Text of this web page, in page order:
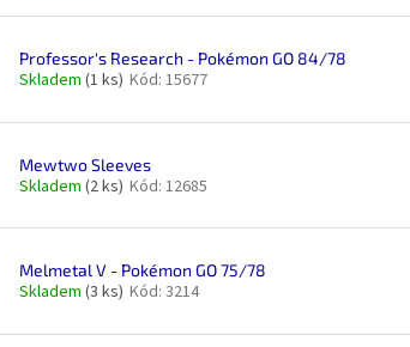
Professor's Research - Pokémon GO 84/78
Skladem (1 ks) Kód: 15677
Mewtwo Sleeves
Skladem (2 ks) Kód: 12685
Melmetal V - Pokémon GO 75/78
Skladem (3 ks) Kód: 3214